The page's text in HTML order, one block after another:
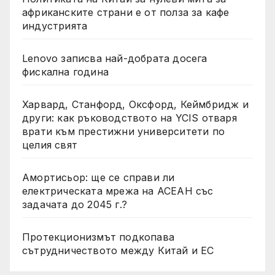
африканските страни е от полза за кафе
индустрията
Lenovo записва най-добрата досега
фискална година
Харвард, Станфорд, Оксфорд, Кеймбридж и
други: как ръководството на YCIS отваря
врати към престижни университети по
целия свят
Амортисьор: ще се справи ли
електрическата мрежа на АСЕАН със
задачата до 2045 г.?
Протекционизмът подкопава
сътрудничеството между Китай и ЕС